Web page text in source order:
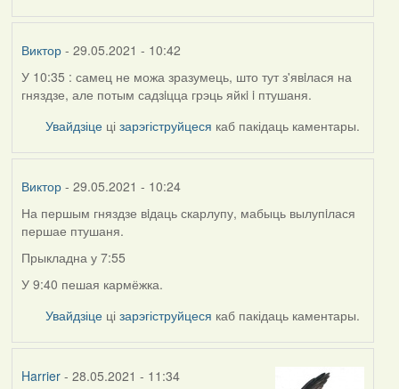
Виктор- 29.05.2021 - 10:42
У 10:35 : самец не можа зразумець, што тут з'явiлася на
гняздзе, але потым садзiцца грэць яйкi i птушаня.
Увайдзіце цізарэгіструйцеся каб пакідаць каментары.
Виктор- 29.05.2021 - 10:24
На першым гняздзе вiдаць скарлупу, мабыць вылупiлася
першае птушаня.
Прыкладна у 7:55
У 9:40 пешая кармёжка.
Увайдзіце цізарэгіструйцеся каб пакідаць каментары.
Harrier- 28.05.2021 - 11:34